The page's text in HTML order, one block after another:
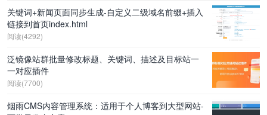
关键词+新闻页面同步生成-自定义二级域名前缀+插入
链接到首页index.html
阅读(4292)
泛镜像站群批量修改标题、关键词、描述及目标站一
一对应插件
阅读(7700)
烟雨CMS内容管理系统：适用于个人博客到大型网站-